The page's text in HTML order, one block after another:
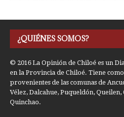
¿QUIÉNES SOMOS?
© 2016 La Opinión de Chiloé es un
en la Provincia de Chiloé. Tiene
provenientes de las comunas de
Vélez, Dalcahue, Puqueldón,
Quinchao.